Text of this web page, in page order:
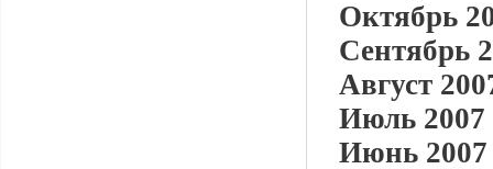
Октябрь
Сентябрь
Август
Июль 2007
Июнь 2007